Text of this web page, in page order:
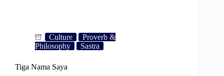
Culture
Proverb &
Philosophy
Sastra
Tiga Nama Saya